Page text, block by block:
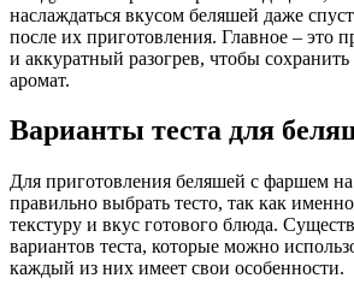
наслаждаться вкусом беляшей даже
после их приготовления. Главное – это
и аккуратный разогрев, чтобы
аромат.
Варианты теста для
Для приготовления беляшей с фаршем
правильно выбрать тесто, так как
текстуру и вкус готового блюда.
вариантов теста, которые можно
каждый из них имеет свои особенности.